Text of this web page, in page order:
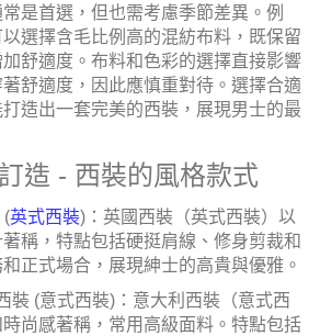
是首選，但也需考慮季節差異。例
選擇含毛比例高的混紡布料，既保留
舒適度。布料和色彩的選擇直接影響
舒適度，因此應慎重對待。選擇合適
造出一套完美的西裝，展現男士的最
造 - 西裝的風格款式
(英式西裝)：英國西裝（英式西裝）以
稱，特點包括硬挺肩線、修身剪裁和
正式場合，展現紳士的高貴與優雅。
裝 (意式西裝)：意大利西裝（意式西
尚感著稱，常用高級面料。特點包括